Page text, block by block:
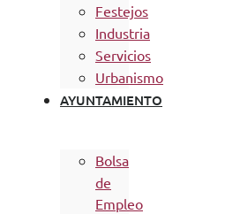
Festejos
Industria
Servicios
Urbanismo
AYUNTAMIENTO
Bolsa
de
Empleo